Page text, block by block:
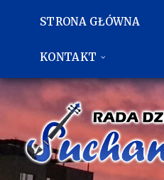
bocznego
STRONA GŁÓWNA
KONTAKT